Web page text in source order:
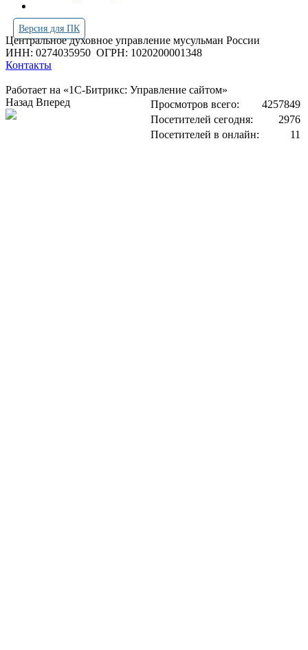
Версия для ПК
Центральное духовное управление мусульман России
ИНН: 0274035950 ОГРН: 1020200001348
Контакты
Работает на «1С-Битрикс: Управление сайтом»
Просмотров всего:
4257849
Посетителей сегодня:
2976
Посетителей в онлайн:
11
Назад Вперед